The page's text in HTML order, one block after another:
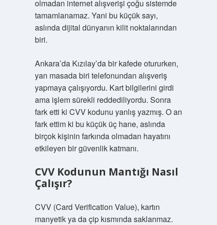
olmadan internet alışverişi çoğu sistemde
tamamlanamaz. Yani bu küçük sayı,
aslında dijital dünyanın kilit noktalarından
biri.
Ankara’da Kızılay’da bir kafede otururken,
yan masada biri telefonundan alışveriş
yapmaya çalışıyordu. Kart bilgilerini girdi
ama işlem sürekli reddediliyordu. Sonra
fark etti ki CVV kodunu yanlış yazmış. O an
fark ettim ki bu küçük üç hane, aslında
birçok kişinin farkında olmadan hayatını
etkileyen bir güvenlik katmanı.
CVV Kodunun Mantığı Nasıl
Çalışır?
CVV (Card Verification Value), kartın
manyetik ya da çip kısmında saklanmaz.